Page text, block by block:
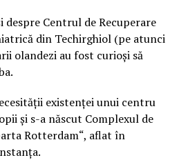
despre Centrul de Recuperare
din Techirghiol (pe atunci
olandezi au fost curioși să
existenței unui centru
și s-a născut Complexul de
Rotterdam“, aflat în